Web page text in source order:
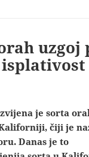
uzgoj
je sorta
čiji je
Danas je to